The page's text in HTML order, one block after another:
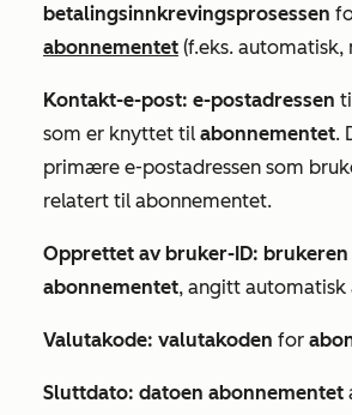
betalingsinnkrevingsprosessen
abonnementet (f.eks. automatisk,
Kontakt-e-post: e-postadressen
som er knyttet til abonnementet.
primære e-postadressen som
relatert til abonnementet.
Opprettet av bruker-ID: brukeren
abonnementet, angitt automatisk
Valutakode: valutakoden for
Sluttdato: datoen abonnementet